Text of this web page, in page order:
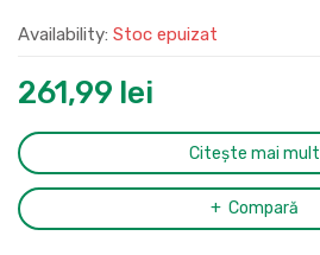
Availability: Stoc epuizat
261,99 lei
Citește mai mult
Compară